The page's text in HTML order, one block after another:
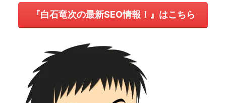
『白石竜次の最新SEO情報！』はこちら